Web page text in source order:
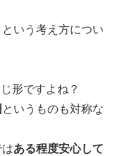
いう考え方につい
形ですよね？
というものも対称な
ある程度安心して